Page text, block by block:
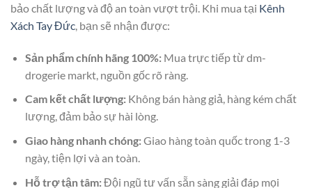
bảo chất lượng và độ an toàn vượt trội. Khi mua tại Kênh
Xách Tay Đức, bạn sẽ nhận được:
Sản phẩm chính hãng 100%:Mua trực tiếp từ dm-
drogerie markt, nguồn gốc rõ ràng.
Cam kết chất lượng:Không bán hàng giả, hàng kém chất
lượng, đảm bảo sự hài lòng.
Giao hàng nhanh chóng:Giao hàng toàn quốc trong 1-3
ngày, tiện lợi và an toàn.
Hỗ trợ tận tâm:Đội ngũ tư vấn sẵn sàng giải đáp mọi